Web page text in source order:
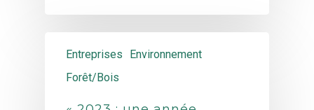
Entreprises
Environnement
Forêt/Bois